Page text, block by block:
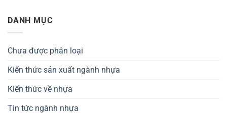
DANH MỤC
Chưa được phân loại
Kiến thức sản xuất ngành nhựa
Kiến thức về nhựa
Tin tức ngành nhựa